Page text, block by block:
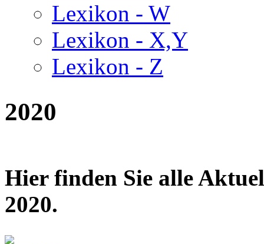
Lexikon - W
Lexikon - X,Y
Lexikon - Z
2020
Hier finden Sie alle
2020.